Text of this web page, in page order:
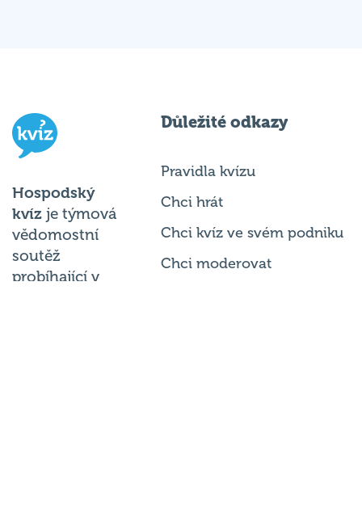
Hospodský
kvíz je týmová
vědomostní
soutěž
probíhající v
Důležité odkazy
Pravidla kvízu
Chci hrát
Chci kvíz ve svém podniku
Chci moderovat